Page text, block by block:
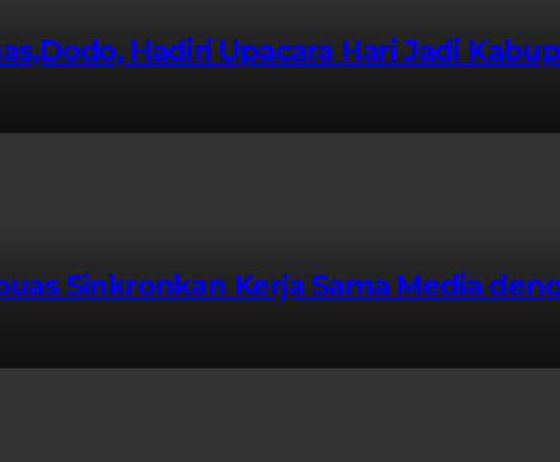
Hadiri Upacara Hari Jadi
Sinkronkan Kerja Sama Media